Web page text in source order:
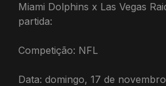
Miami Dolphins x Las Vegas
partida:
Competição: NFL
Data: domingo, 17 de novembro